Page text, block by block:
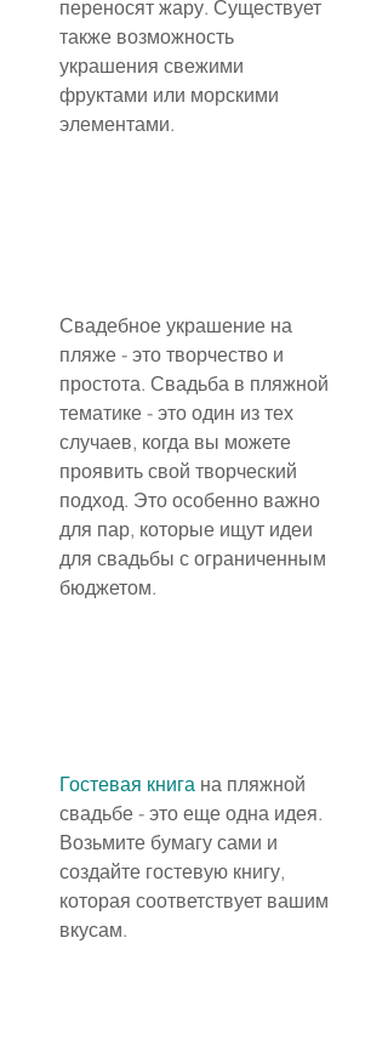
переносят жару. Существует
также возможность
украшения свежими
фруктами или морскими
элементами.
Свадебное украшение на
пляже - это творчество и
простота. Свадьба в пляжной
тематике - это один из тех
случаев, когда вы можете
проявить свой творческий
подход. Это особенно важно
для пар, которые ищут идеи
для свадьбы с ограниченным
бюджетом.
Гостевая книга на пляжной
свадьбе - это еще одна идея.
Возьмите бумагу сами и
создайте гостевую книгу,
которая соответствует вашим
вкусам.